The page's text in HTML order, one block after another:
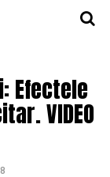
Efectele
VIDEO